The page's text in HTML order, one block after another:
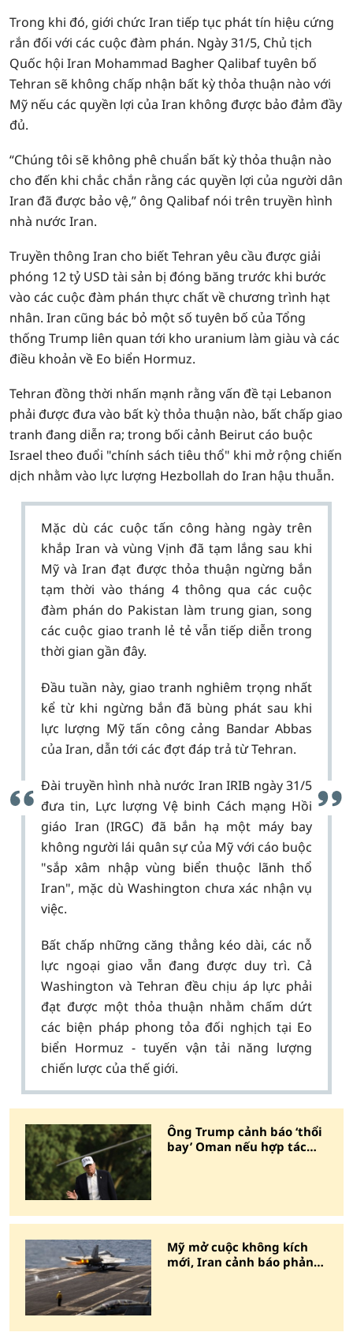
Trong khi đó, giới chức Iran tiếp tục phát tín hiệu cứng
rắn đối với các cuộc đàm phán. Ngày 31/5, Chủ tịch
Quốc hội Iran Mohammad Bagher Qalibaf tuyên bố
Tehran sẽ không chấp nhận bất kỳ thỏa thuận nào với
Mỹ nếu các quyền lợi của Iran không được bảo đảm đầy
đủ.
“Chúng tôi sẽ không phê chuẩn bất kỳ thỏa thuận nào
cho đến khi chắc chắn rằng các quyền lợi của người dân
Iran đã được bảo vệ,” ông Qalibaf nói trên truyền hình
nhà nước Iran.
Truyền thông Iran cho biết Tehran yêu cầu được giải
phóng 12 tỷ USD tài sản bị đóng băng trước khi bước
vào các cuộc đàm phán thực chất về chương trình hạt
nhân. Iran cũng bác bỏ một số tuyên bố của Tổng
thống Trump liên quan tới kho uranium làm giàu và các
điều khoản về Eo biển Hormuz.
Tehran đồng thời nhấn mạnh rằng vấn đề tại Lebanon
phải được đưa vào bất kỳ thỏa thuận nào, bất chấp giao
tranh đang diễn ra; trong bối cảnh Beirut cáo buộc
Israel theo đuổi "chính sách tiêu thổ" khi mở rộng chiến
dịch nhằm vào lực lượng Hezbollah do Iran hậu thuẫn.
Mặc dù các cuộc tấn công hàng ngày trên
khắp Iran và vùng Vịnh đã tạm lắng sau khi
Mỹ và Iran đạt được thỏa thuận ngừng bắn
tạm thời vào tháng 4 thông qua các cuộc
đàm phán do Pakistan làm trung gian, song
các cuộc giao tranh lẻ tẻ vẫn tiếp diễn trong
thời gian gần đây.
Đầu tuần này, giao tranh nghiêm trọng nhất
kể từ khi ngừng bắn đã bùng phát sau khi
lực lượng Mỹ tấn công cảng Bandar Abbas
của Iran, dẫn tới các đợt đáp trả từ Tehran.
Đài truyền hình nhà nước Iran IRIB ngày 31/5
đưa tin, Lực lượng Vệ binh Cách mạng Hồi
giáo Iran (IRGC) đã bắn hạ một máy bay
không người lái quân sự của Mỹ với cáo buộc
"sắp xâm nhập vùng biển thuộc lãnh thổ
Iran", mặc dù Washington chưa xác nhận vụ
việc.
Bất chấp những căng thẳng kéo dài, các nỗ
lực ngoại giao vẫn đang được duy trì. Cả
Washington và Tehran đều chịu áp lực phải
đạt được một thỏa thuận nhằm chấm dứt
các biện pháp phong tỏa đối nghịch tại Eo
biển Hormuz - tuyến vận tải năng lượng
chiến lược của thế giới.
Ông Trump cảnh báo ‘thổi
bay’ Oman nếu hợp tác
Mỹ mở cuộc không kích
mới, Iran cảnh báo phản